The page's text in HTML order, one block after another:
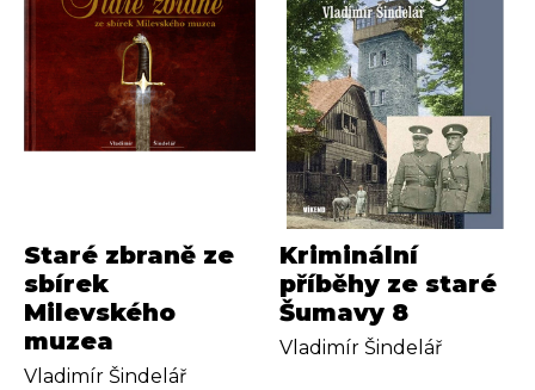
Staré zbraně ze
sbírek
Milevského
muzea
Vladimír Šindelář
Kriminální
příběhy ze staré
Šumavy 8
Vladimír Šindelář